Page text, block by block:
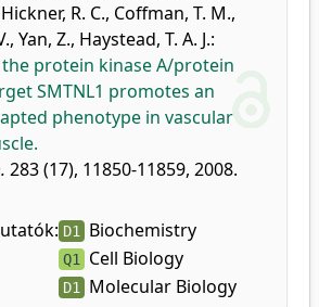
Hickner, R. C., Coffman, T. M.,
, Yan, Z., Haystead, T. A. J.:
protein kinase A/protein
SMTNL1 promotes an
phenotype in vascular
283 (17), 11850-11859, 2008.
D1 Biochemistry
Q1 Cell Biology
D1 Molecular Biology